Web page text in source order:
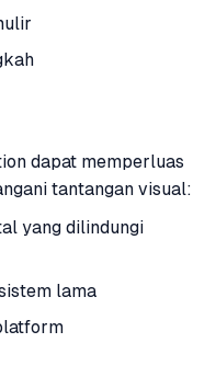
dapat memperluas
tantangan visual:
yang dilindungi
lama